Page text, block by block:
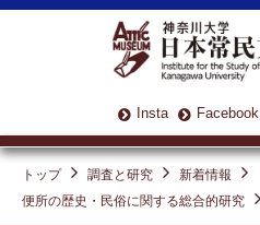
Insta Facebook
トップ 調査と研究
新着情報
便所の歴史・民俗に関する総合的研究